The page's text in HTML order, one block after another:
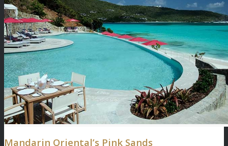
Mandarin Oriental’s Pink Sands